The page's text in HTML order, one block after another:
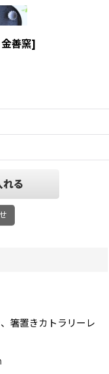
善窯]
箸置きカトラリーレ